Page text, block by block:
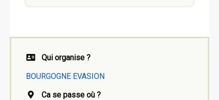
Qui organise ?
BOURGOGNE EVASION
Ca se passe où ?